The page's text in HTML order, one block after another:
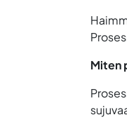
Miten